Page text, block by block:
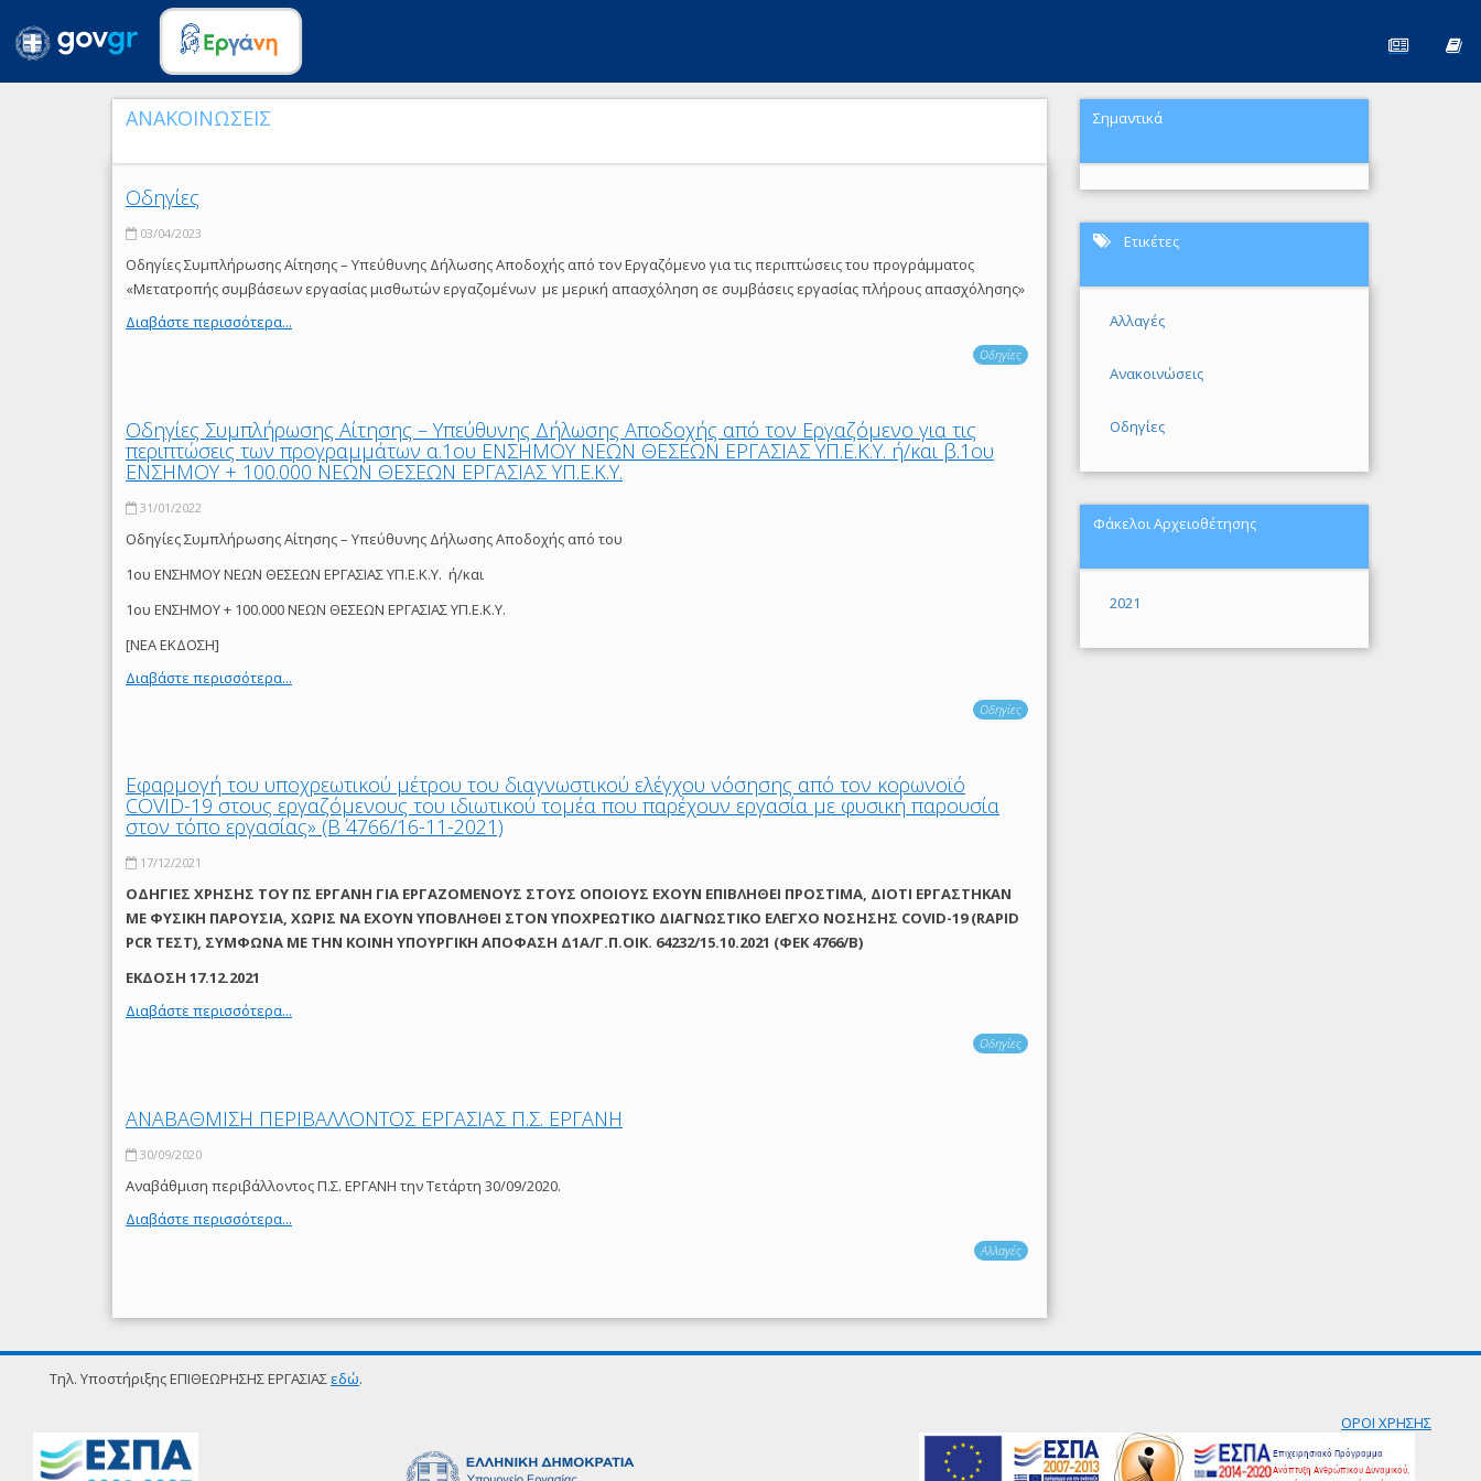
ΑΝΑΚΟΙΝΩΣΕΙΣ
Οδηγίες
03/04/2023
Οδηγίες Συμπλήρωσης Αίτησης – Υπεύθυνης Δήλωσης Αποδοχής από τον Εργαζόμενο για τις περιπτώσεις του προγράμματος
«Μετατροπής συμβάσεων εργασίας μισθωτών εργαζομένων με μερική απασχόληση σε συμβάσεις εργασίας πλήρους απασχόλησης»
Διαβάστε περισσότερα...
Οδηγίες
Οδηγίες Συμπλήρωσης Αίτησης – Υπεύθυνης Δήλωσης Αποδοχής από τον Εργαζόμενο για τις
περιπτώσεις των προγραμμάτων α.1ου ΕΝΣΗΜΟΥ ΝΕΩΝ ΘΕΣΕΩΝ ΕΡΓΑΣΙΑΣ ΥΠ.Ε.Κ.Υ. ή/και β.1ου
ΕΝΣΗΜΟΥ + 100.000 ΝΕΩΝ ΘΕΣΕΩΝ ΕΡΓΑΣΙΑΣ ΥΠ.Ε.Κ.Υ.
31/01/2022
Οδηγίες Συμπλήρωσης Αίτησης – Υπεύθυνης Δήλωσης Αποδοχής από του
1ου ΕΝΣΗΜΟΥ ΝΕΩΝ ΘΕΣΕΩΝ ΕΡΓΑΣΙΑΣ ΥΠ.Ε.Κ.Υ. ή/και
1ου ΕΝΣΗΜΟΥ + 100.000 ΝΕΩΝ ΘΕΣΕΩΝ ΕΡΓΑΣΙΑΣ ΥΠ.Ε.Κ.Υ.
[ΝΕΑ ΕΚΔΟΣΗ]
Διαβάστε περισσότερα...
Οδηγίες
Εφαρμογή του υποχρεωτικού μέτρου του διαγνωστικού ελέγχου νόσησης από τον κορωνοϊό
COVID-19 στους εργαζόμενους του ιδιωτικού τομέα που παρέχουν εργασία με φυσική παρουσία
στον τόπο εργασίας» (Β΄ 4766/16-11-2021)
17/12/2021
ΟΔΗΓΙΕΣ ΧΡΗΣΗΣ ΤΟΥ ΠΣ ΕΡΓΑΝΗ ΓΙΑ ΕΡΓΑΖΟΜΕΝΟΥΣ ΣΤΟΥΣ ΟΠΟΙΟΥΣ ΕΧΟΥΝ ΕΠΙΒΛΗΘΕΙ ΠΡΟΣΤΙΜΑ, ΔΙΟΤΙ ΕΡΓΑΣΤΗΚΑΝ
ΜΕ ΦΥΣΙΚΗ ΠΑΡΟΥΣΙΑ, ΧΩΡΙΣ ΝΑ ΕΧΟΥΝ ΥΠΟΒΛΗΘΕΙ ΣΤΟΝ ΥΠΟΧΡΕΩΤΙΚΟ ΔΙΑΓΝΩΣΤΙΚΟ ΕΛΕΓΧΟ ΝΟΣΗΣΗΣ COVID-19 (RAPID
PCR ΤΕΣΤ), ΣΥΜΦΩΝΑ ΜΕ THN ΚΟΙΝΗ ΥΠΟΥΡΓΙΚΗ ΑΠΟΦΑΣΗ Δ1Α/Γ.Π.ΟΙΚ. 64232/15.10.2021 (ΦΕΚ 4766/Β)
ΕΚΔΟΣΗ 17.12.2021
Διαβάστε περισσότερα...
Οδηγίες
ΑΝΑΒΑΘΜΙΣΗ ΠΕΡΙΒΑΛΛΟΝΤΟΣ ΕΡΓΑΣΙΑΣ Π.Σ. ΕΡΓΑΝΗ
30/09/2020
Αναβάθμιση περιβάλλοντος Π.Σ. ΕΡΓΑΝΗ την Τετάρτη 30/09/2020.
Διαβάστε περισσότερα...
Αλλαγές
Σημαντικά
Ετικέτες
Αλλαγές
Ανακοινώσεις
Οδηγίες
Φάκελοι Αρχειοθέτησης
2021
Τηλ. Υποστήριξης ΕΠΙΘΕΩΡΗΣΗΣ ΕΡΓΑΣΙΑΣ εδώ.
ΟΡΟΙ ΧΡΗΣΗΣ